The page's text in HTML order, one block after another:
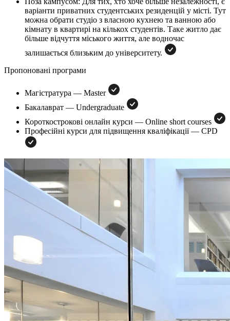
варіанти приватних студентських резиденцій у місті. Тут
можна обрати студіо з власною кухнею та ванною або
кімнату в квартирі на кількох студентів. Таке житло дає
більше відчуття міського життя, але водночас
залишається близьким до університету.
Пропоновані програми
Магістратура — Master
Бакалаврат — Undergraduate
Короткострокові онлайн курси — Online short courses
Професійні курси для підвищення кваліфікації — CPD